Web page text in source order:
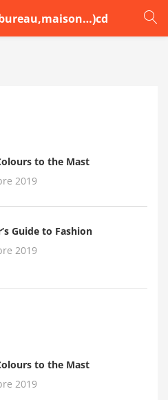
Login
to the Mast
2019
Guide to Fashion
2019
to the Mast
2019